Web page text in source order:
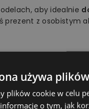
aby idealnie
prezent z osobistym
do
używa
plików cookie w celu
o tym, jak